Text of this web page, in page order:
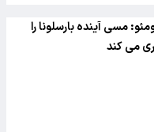
مسی آینده بارسلونا را
می کند